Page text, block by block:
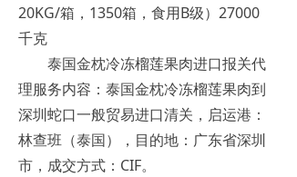
20KG/箱，1350箱，食用B级）27000
千克
泰国金枕冷冻榴莲果肉进口报关代
理服务内容：泰国金枕冷冻榴莲果肉到
深圳蛇口一般贸易进口清关，启运港：
林查班（泰国），目的地：广东省深圳
市，成交方式：CIF。